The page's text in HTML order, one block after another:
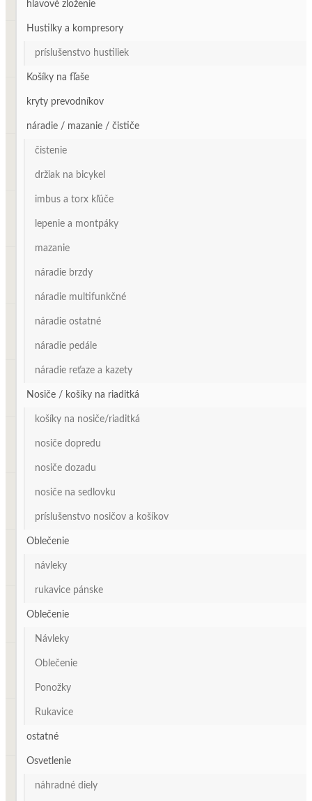
hlavové zloženie
Hustilky a kompresory
príslušenstvo hustiliek
Košíky na fľaše
kryty prevodníkov
náradie / mazanie / čističe
čistenie
držiak na bicykel
imbus a torx kľúče
lepenie a montpáky
mazanie
náradie brzdy
náradie multifunkčné
náradie ostatné
náradie pedále
náradie reťaze a kazety
Nosiče / košíky na riaditká
košíky na nosiče/riaditká
nosiče dopredu
nosiče dozadu
nosiče na sedlovku
príslušenstvo nosičov a košíkov
Oblečenie
návleky
rukavice pánske
Oblečenie
Návleky
Oblečenie
Ponožky
Rukavice
ostatné
Osvetlenie
náhradné diely